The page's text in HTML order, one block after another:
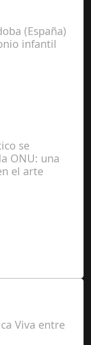
(España)
infantil
se
ONU: una
el arte
Viva entre